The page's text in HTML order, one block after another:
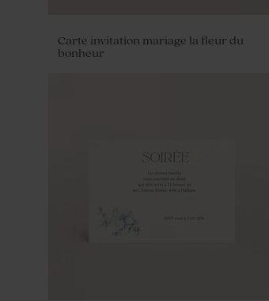
Paillettes de savon - Cadeau invité
Carte invitation mariage la fleur du
bonheur